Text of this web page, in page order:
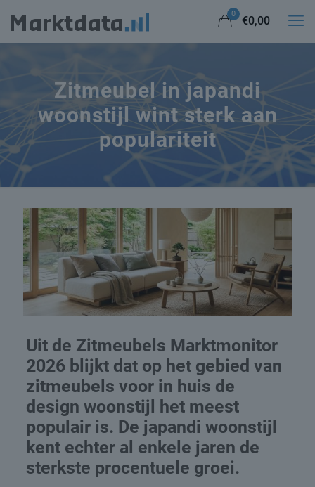
0
€0,00
Zitmeubel in japandi
woonstijl wint sterk aan
populariteit
Uit de Zitmeubels Marktmonitor
2026 blijkt dat op het gebied van
zitmeubels voor in huis de
design woonstijl het meest
populair is. De japandi woonstijl
kent echter al enkele jaren de
sterkste procentuele groei.